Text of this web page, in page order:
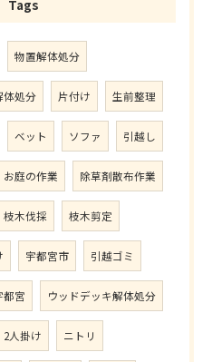
Tags
物置解体処分
体処分 片付け 生前整理
ベット ソファ 引越し
お庭の作業 除草剤散布作業
枝木伐採 枝木剪定
宇都宮市 引越ゴミ
都宮 ウッドデッキ解体処分
2人掛け ニトリ